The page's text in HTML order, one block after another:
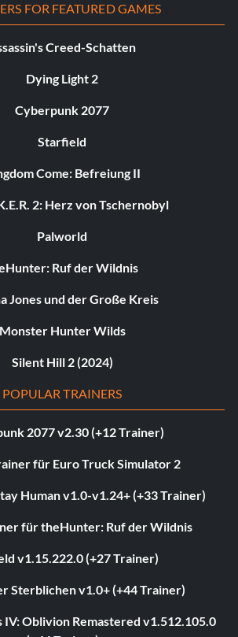
FOR FEATURED GAMES
Creed-Schatten
Dying Light 2
Cyberpunk 2077
Starfield
Come: Befreiung II
2: Herz von Tschernobyl
Palworld
Ruf der Wildnis
Jones und der Große Kreis
Monster Hunter Wilds
Silent Hill 2 (2024)
POPULAR TRAINERS
2077 v2.30 (+12 Trainer)
für Euro Truck Simulator 2
Human v1.0-v1.24+ (+33 Trainer)
für theHunter: Ruf der Wildnis
v1.15.222.0 (+27 Trainer)
Sterblichen v1.0+ (+44 Trainer)
IV: Oblivion Remastered v1.512.105.0